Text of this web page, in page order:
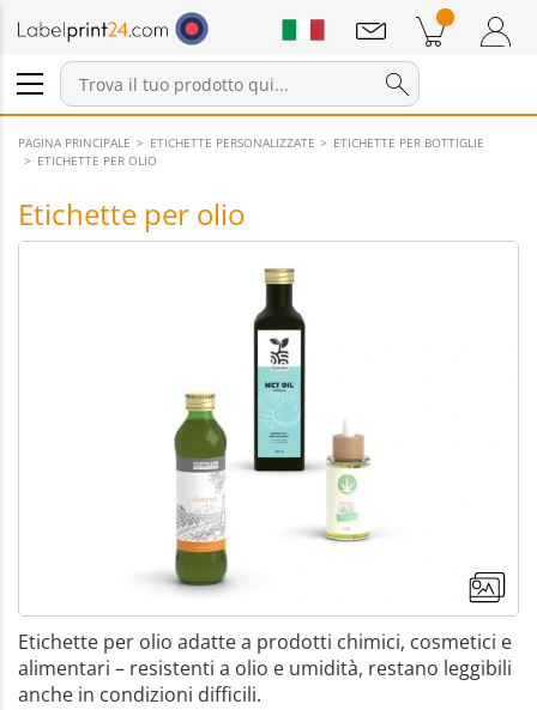
Accedi / Registrati
Prodotti nel carrello
Annunci
PAGINA PRINCIPALE ETICHETTE PERSONALIZZATE
ETICHETTE PER BOTTIGLIE
ETICHETTE PER OLIO
Etichette per olio
Etichette per olio adatte a prodotti chimici, cosmetici e
alimentari – resistenti a olio e umidità, restano leggibili
anche in condizioni difficili.